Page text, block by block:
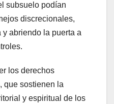
subsuelo podían
discrecionales,
abriendo la puerta a
los derechos
que sostienen la
y espiritual de los